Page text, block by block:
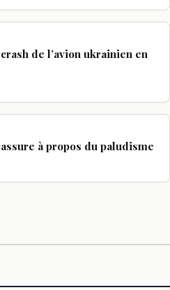
de l’avion ukrainien en
à propos du paludisme